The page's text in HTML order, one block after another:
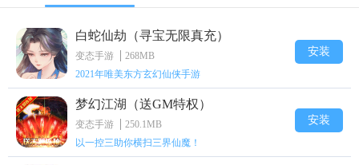
白蛇仙劫（寻宝无限真充）
变态手游
268MB
2021年唯美东方玄幻仙侠手游
安装
梦幻江湖（送GM特权）
变态手游
250.1MB
以一控三助你横扫三界仙魔！
安装